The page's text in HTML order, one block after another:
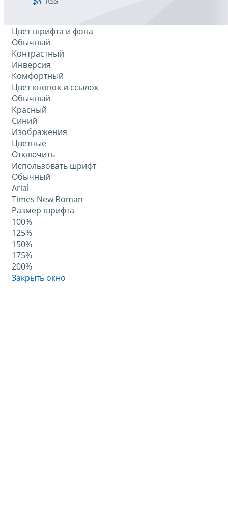
Цвет шрифта и фона
Обычный
Контрастный
Инверсия
Комфортный
Цвет кнопок и ссылок
Обычный
Красный
Синий
Изображения
Цветные
Отключить
Использовать шрифт
Обычный
Arial
Times New Roman
Размер шрифта
100%
125%
150%
175%
200%
Закрыть окно